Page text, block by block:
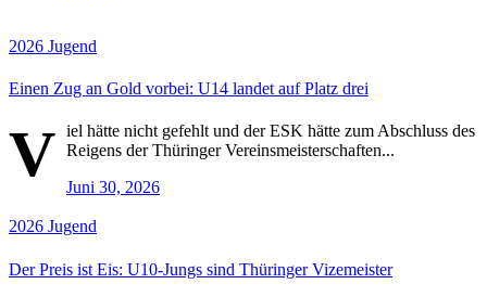
2026 Jugend
Einen Zug an Gold vorbei: U14 landet auf Platz drei
V iel hätte nicht gefehlt und der ESK hätte zum Abschluss des
Reigens der Thüringer Vereinsmeisterschaften...
Juni 30, 2026
2026 Jugend
Der Preis ist Eis: U10-Jungs sind Thüringer Vizemeister